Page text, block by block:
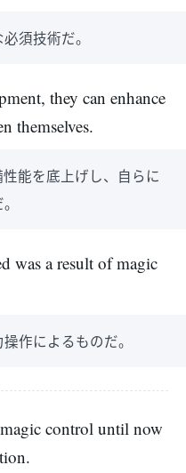
須技術だ。
they can enhance
themselves.
能を底上げし、自らに
was a result of magic
作によるものだ。
control until now